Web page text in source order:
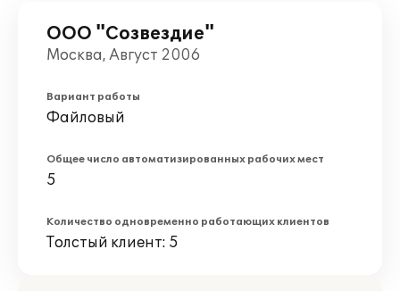
ООО "Созвездие"
Москва, Август 2006
Вариант работы
Файловый
Общее число автоматизированных рабочих мест
5
Количество одновременно работающих клиентов
Толстый клиент: 5